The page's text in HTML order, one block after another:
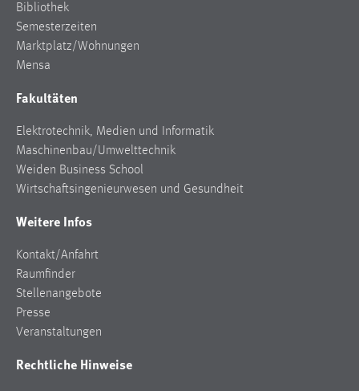
Bibliothek
Semesterzeiten
Marktplatz/Wohnungen
Mensa
Fakultäten
Elektrotechnik, Medien und Informatik
Maschinenbau/Umwelttechnik
Weiden Business School
Wirtschaftsingenieurwesen und Gesundheit
Weitere Infos
Kontakt/Anfahrt
Raumfinder
Stellenangebote
Presse
Veranstaltungen
Rechtliche Hinweise
Cookie Laufzeit:
MibewSessionID, MIBEW_UserID, mibew_locale, mibew-
chat-frame-style-5e9dbeb1811c0446
Zweck:
Wird benötigt um die Chatfunktion nutzen zu können.
Cookie Laufzeit:
5e9dbeb1811c0446 = Sitzungslaufzeit, mibew_locale = 3
Jahre, MIBEW_UserID = 1 Jahr
Login
Name: